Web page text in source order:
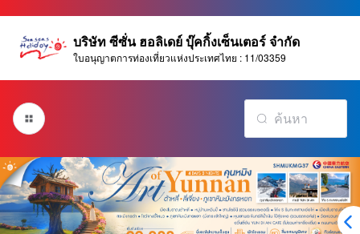
บริษัท ซีซั่น ฮอลิเดย์ บุ๊คกิ้งเซ็นเตอร์ จำกัด
ใบอนุญาตการท่องเที่ยวแห่งประเทศไทย : 11/03359